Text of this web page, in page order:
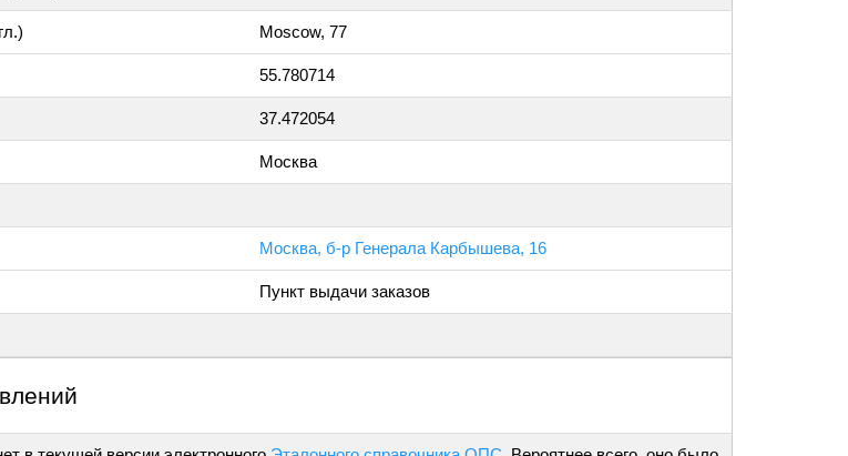
Moscow, 77
55.780714
37.472054
Москва
Москва, б-р Генерала Карбышева, 16
Пункт выдачи заказов